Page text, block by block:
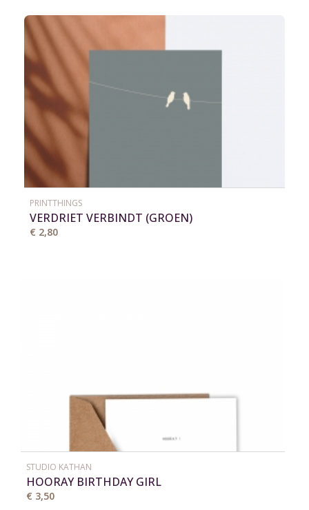
PRINTTHINGS
VERDRIET VERBINDT (GROEN)
€ 2,80
STUDIO KATHAN
HOORAY BIRTHDAY GIRL
€ 3,50